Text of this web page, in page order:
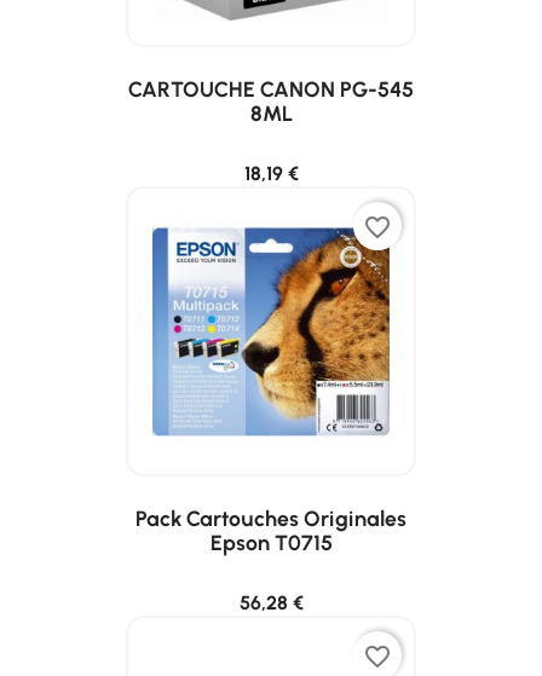
CARTOUCHE CANON PG-545
8ML
18,19 €
favorite_border
Pack Cartouches Originales
Epson T0715
56,28 €
favorite_border